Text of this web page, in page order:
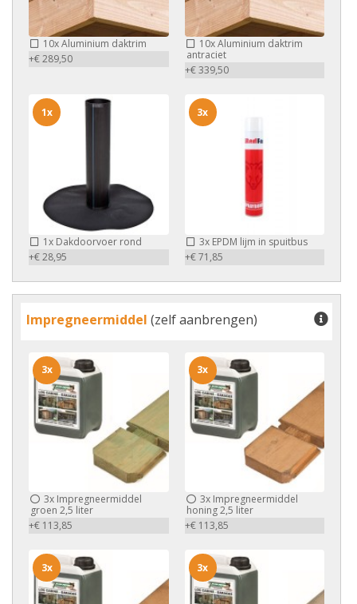
10xAluminium daktrim
+€ 289,50
10xAluminium daktrim
antraciet
+€ 339,50
1x Dakdoorvoer rond
+€ 28,95
1x
3xEPDM lijm in spuitbus
+€ 71,85
3x
Impregneermiddel (zelf aanbrengen)
3x Impregneermiddel
groen 2,5 liter
+€ 113,85
3x
3xImpregneermiddel
honing 2,5 liter
+€ 113,85
3x
3x 3x